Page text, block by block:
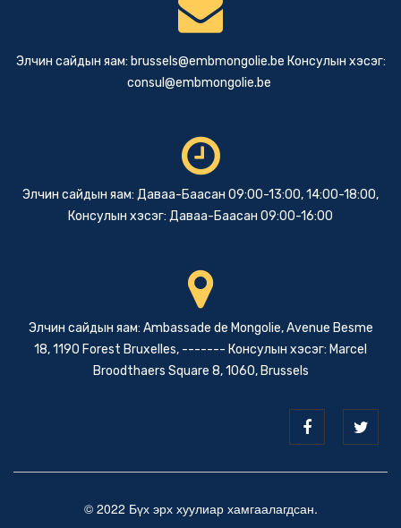
Элчин сайдын яам: brussels@embmongolie.be Консулын хэсэг:
consul@embmongolie.be
Элчин сайдын яам: Даваа-Баасан 09:00-13:00, 14:00-18:00,
Консулын хэсэг: Даваа-Баасан 09:00-16:00
Элчин сайдын яам: Ambassade de Mongolie, Avenue Besme
18, 1190 Forest Bruxelles, ------- Консулын хэсэг: Marcel
Broodthaers Square 8, 1060, Brussels
© 2022 Бүх эрх хуулиар хамгаалагдсан.